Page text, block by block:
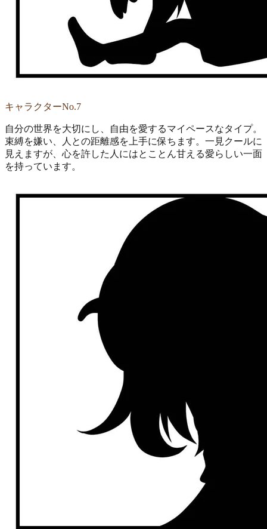
キャラクターNo.7
自分の世界を大切にし、自由を愛するマイペースなタイプ。
束縛を嫌い、人との距離感を上手に保ちます。一見クールに
見えますが、心を許した人にはとことん甘える愛らしい一面
を持っています。